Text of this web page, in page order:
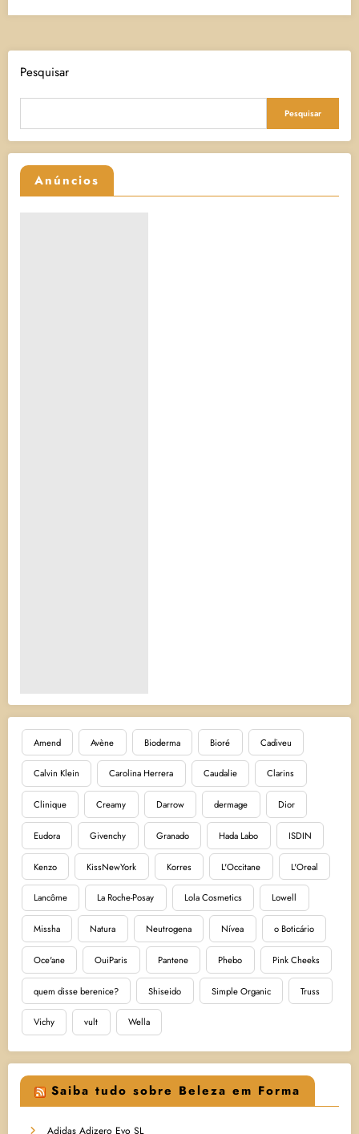
Pesquisar
Pesquisar
Anúncios
Amend Avène Bioderma Bioré Cadiveu
Calvin Klein Carolina Herrera Caudalie Clarins
Clinique Creamy Darrow dermage Dior
Eudora Givenchy Granado Hada Labo ISDIN
Kenzo KissNewYork Korres L'Occitane L'Oreal
Lancôme La Roche-Posay Lola Cosmetics Lowell
Missha Natura Neutrogena Nívea o Boticário
Oce'ane OuiParis Pantene Phebo Pink Cheeks
quem disse berenice? Shiseido Simple Organic Truss
Vichy vult Wella
Saiba tudo sobre Beleza em Forma
Adidas Adizero Evo SL